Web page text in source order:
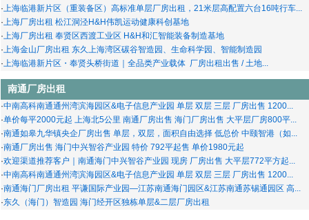
·上海临港新片区（重装备区）高标准单层厂房出租，21米层高配置六台16吨行车...
·上海厂房出租 松江洞泾H&H伟凯运动健康科创基地
·上海厂房出租 奉贤区西渡工业区 H&H和汇智能装备制造基地
·上海金山厂房出租 东久上海湾区碳谷智造园、生命科学园、智能制造园
·上海临港新片区・奉贤头桥街道｜全品类产业载体 厂房出租出售 / 土地...
南通厂房出租
·中南高科南通通州湾滨海园区&电子信息产业园 单层 双层 三层 厂房出售 1200...
·单价每平2000元起 上海北5公里 南通厂房出售 海门厂房出售 大平层厂房800平...
·南通如皋九华镇央企厂房出售 单层，双层，面积自由选择 低总价 中颐智港（如...
·南通厂房出售 海门中兴智谷产业园 特价 792平起售 单价1980元起
·欢迎渠道推荐客户｜南通海门中兴智谷产业园 现房 厂房出售 大平层772平方起...
·中南高科南通通州湾滨海园区&电子信息产业园 单层 双层 三层 厂房出售 1200...
·南通海门厂房出租 平谦国际产业园—江苏南通海门园区&江苏南通苏锡通园区 高...
·东久（海门）智造园 海门经开区独栋单层&二层厂房出租